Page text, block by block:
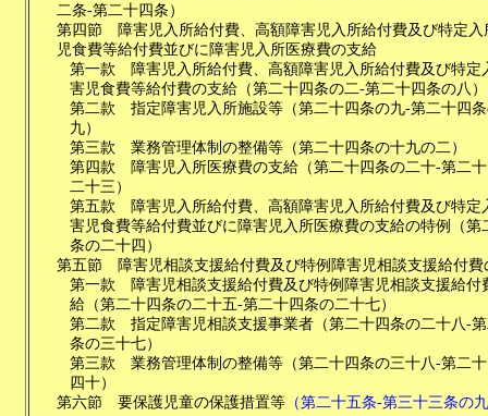
二条-第二十四条 ）
第四節
障害児入所給付費、高額障害児入所給付費及び特定入
児食費等給付費並びに障害児入所医療費の支給
第一款
障害児入所給付費、高額障害児入所給付費及び特定
害児食費等給付費の支給（第二十四条の二-第二十四条の八 ）
第二款
指定障害児入所施設等（第二十四条の九-第二十四
九）
第三款
業務管理体制の整備等（第二十四条の十九の二）
第四款
障害児入所医療費の支給（第二十四条の二十-第二
二十三 ）
第五款
障害児入所給付費、高額障害児入所給付費及び特定
害児食費等給付費並びに障害児入所医療費の支給の特例
（第
条の二十四 ）
第五節
障害児相談支援給付費及び特例障害児相談支援給付費
第一款
障害児相談支援給付費及び特例障害児相談支援給付
給（第二十四条の二十五-第二十四条の二十七）
第二款
指定障害児相談支援事業者（第二十四条の二十八-
条の三十七）
第三款
業務管理体制の整備等（第二十四条の三十八-第二
四十）
第六節
要保護児童の保護措置等（第二十五条-第三十三条の九